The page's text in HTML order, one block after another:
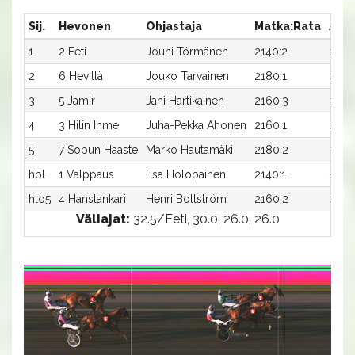
Sij. Hevonen Ohjastaja Matka:Rata
Aika
1
2 Eeti Jouni Törmänen 2140:2
27,6
2
6 Hevillä Jouko Tarvainen 2180:1
26,1
3
5 Jamir Jani Hartikainen 2160:3
27,2
4
3 Hilin Ihme Juha-Pekka Ahonen 2160:1
27,7x
5
7 Sopun Haaste Marko Hautamäki 2180:2
27,9
hpl
1 Valppaus Esa Holopainen 2140:1
-
hlo5
4 Hanslankari Henri Bollström 2160:2
Väliajat: 32.5/Eeti, 30.0, 26.0, 26.0